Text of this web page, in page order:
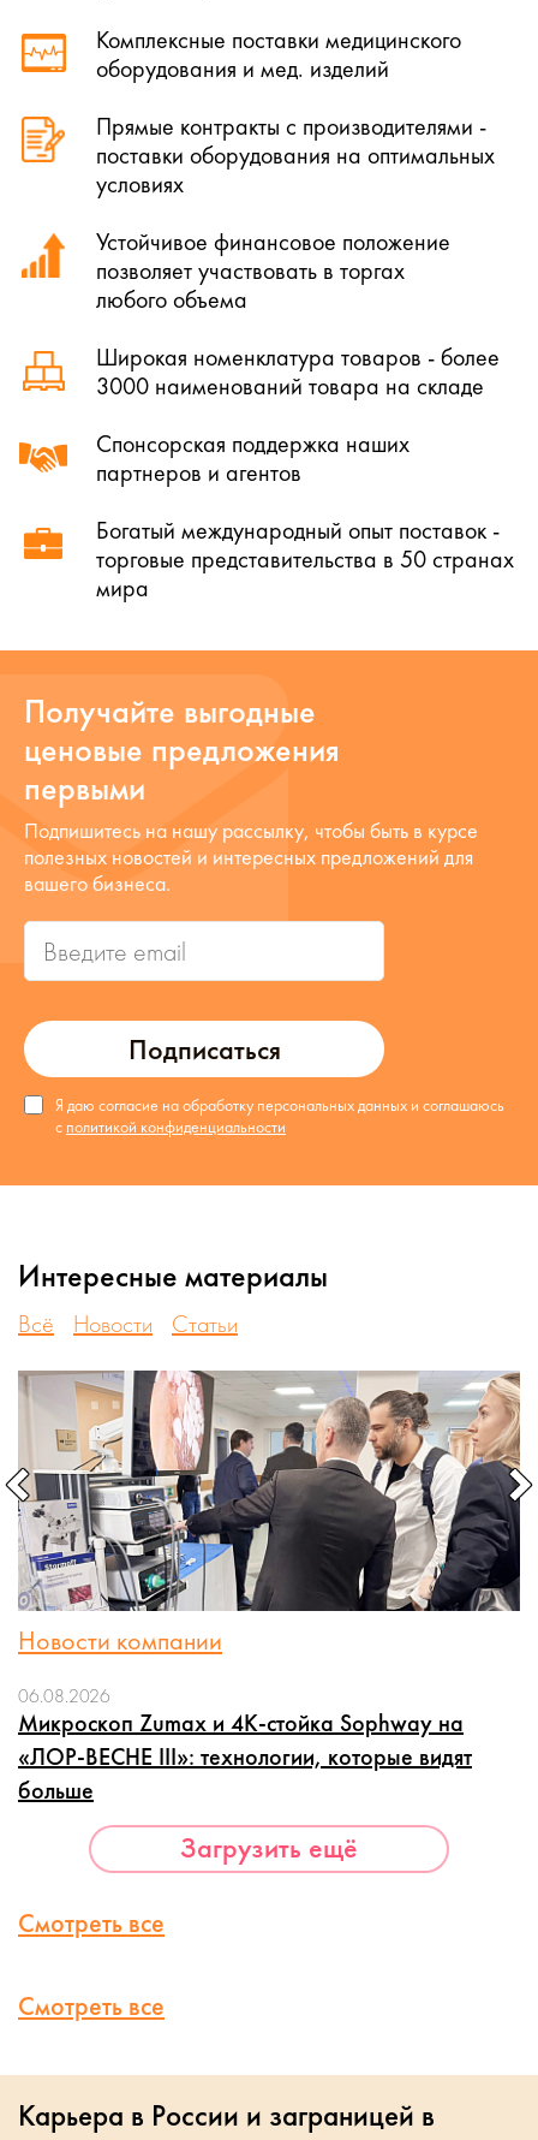
Комплексные поставки медицинского
оборудования и мед. изделий
Прямые контракты с производителями -
поставки оборудования на оптимальных
условиях
Устойчивое финансовое положение
позволяет участвовать в торгах
любого объема
Широкая номенклатура товаров - более
3000 наименований товара на складе
Спонсорская поддержка наших
партнеров и агентов
Богатый международный опыт поставок -
торговые представительства в 50 странах
мира
Получайте выгодные
ценовые предложения
первыми
Подписаться
Я даю согласие на обработку персональных данных и соглашаюсь
с политикой конфиденциальности
Подпишитесь на нашу рассылку, чтобы быть в курсе
полезных новостей и интересных предложений для
вашего бизнеса.
Интересные материалы
Всё Новости Статьи
Новости компании
06.08.2026
Микроскоп Zumax и 4K-стойка Sophway на
«ЛОР-ВЕСНЕ III»: технологии, которые видят
больше
Загрузить ещё
Смотреть все
Смотреть все
Карьера в России и заграницей в